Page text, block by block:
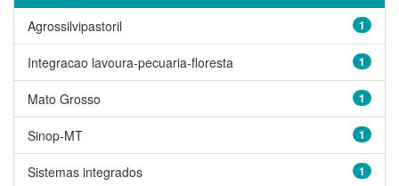
1
Agrossilvipastoril
1
Integracao lavoura-pecuaria-floresta
1
Mato Grosso
1
Sinop-MT
1
Sistemas integrados